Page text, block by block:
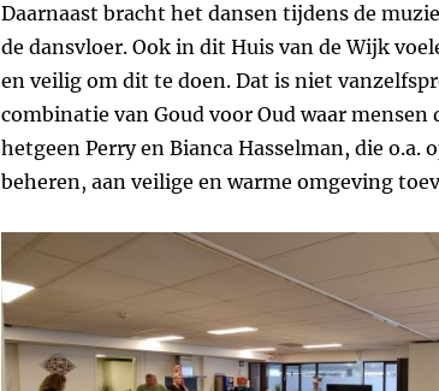
Daarnaast bracht het dansen tijdens de
de dansvloer. Ook in dit Huis van de Wijk
en veilig om dit te doen. Dat is niet
combinatie van Goud voor Oud waar mensen
hetgeen Perry en Bianca Hasselman, die o.a.
beheren, aan veilige en warme omgeving